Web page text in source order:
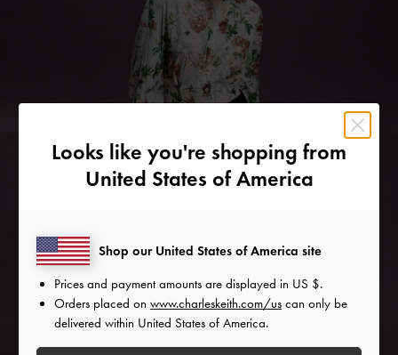
Looks like you're shopping from
United States of America
Shop our United States of America site
Prices and payment amounts are displayed in US $.
Orders placed on www.charleskeith.com/us can only be
delivered within United States of America.